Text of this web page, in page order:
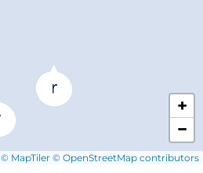
+
−
© MapTiler © OpenStreetMap contributors